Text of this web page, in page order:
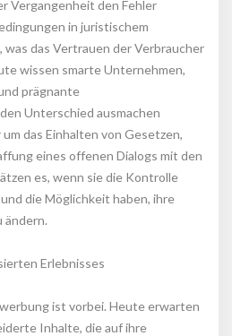
Vergangenheit den Fehler
in juristischem
was das Vertrauen der Verbraucher
wissen smarte Unternehmen,
prägnante
Unterschied ausmachen
das Einhalten von Gesetzen,
eines offenen Dialogs mit den
es, wenn sie die Kontrolle
die Möglichkeit haben, ihre
ändern.
Erlebnisse
ist vorbei. Heute erwarten
Inhalte, die auf ihre